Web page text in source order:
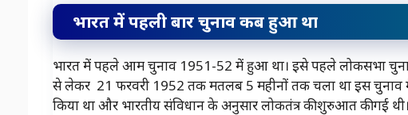
भारत में पहली बार चुनाव कब हुआ था
भारत में पहले आम चुनाव 1951-52 में हुआ था। इसे पहले लोकसभा
से लेकर 21 फरवरी 1952 तक मतलब 5 महीनों तक चला था इस चुनाव में
किया था और भारतीय संविधान के अनुसार लोकतंत्र की शुरुआत की गई थी।